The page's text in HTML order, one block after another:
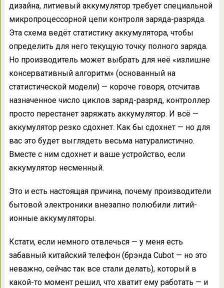
дизайна, литиевый аккумулятор требует специальной
микропроцессорной цепи контроля заряда-разряда.
Эта схема ведёт статистику аккумулятора, чтобы
определить для него текущую точку полного заряда.
Но производитель может выбрать для неё «излишне
консервативный алгоритм» (основанный на
статистической модели) — короче говоря, отсчитав
назначенное число циклов заряд-разряд, контроллер
просто перестанет заряжать аккумулятор. И всё —
аккумулятор резко сдохнет. Как бы сдохнет — но для
вас это будет выглядеть весьма натуралистично.
Вместе с ним сдохнет и ваше устройство, если
аккумулятор несменный.
Это и есть настоящая причина, почему производители
бытовой электроники внезапно полюбили литий-
ионные аккумуляторы.
Кстати, если немного отвлечься — у меня есть
забавный китайский телефон (брэнда Cubot — но это
неважно, сейчас так все стали делать), который в
какой-то момент решил, что хватит ему работать — и